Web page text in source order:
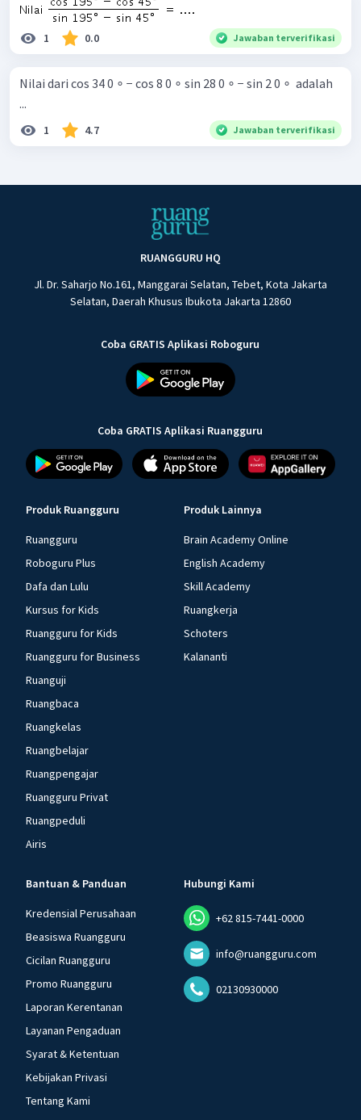
1 0.0 Jawaban terverifikasi
Nilai dari cos 34 0 ∘ − cos 8 0 ∘ sin 28 0 ∘ − sin 2 0 ∘ ​ adalah
...
1 4.7 Jawaban terverifikasi
RUANGGURU HQ
Jl. Dr. Saharjo No.161, Manggarai Selatan, Tebet, Kota Jakarta
Selatan, Daerah Khusus Ibukota Jakarta 12860
Coba GRATIS Aplikasi Roboguru
Coba GRATIS Aplikasi Ruangguru
Produk Ruangguru
Ruangguru
Roboguru Plus
Dafa dan Lulu
Kursus for Kids
Ruangguru for Kids
Ruangguru for Business
Ruanguji
Ruangbaca
Ruangkelas
Ruangbelajar
Ruangpengajar
Ruangguru Privat
Ruangpeduli
Airis
Produk Lainnya
Brain Academy Online
English Academy
Skill Academy
Ruangkerja
Schoters
Kalananti
Bantuan & Panduan
Kredensial Perusahaan
Beasiswa Ruangguru
Cicilan Ruangguru
Promo Ruangguru
Laporan Kerentanan
Layanan Pengaduan
Syarat & Ketentuan
Kebijakan Privasi
Tentang Kami
Hubungi Kami
+62 815-7441-0000
info@ruangguru.com
02130930000